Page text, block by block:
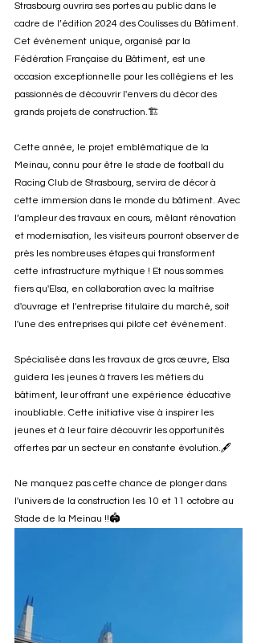
Strasbourg ouvrira ses portes au public dans le
cadre de l’édition 2024 des Coulisses du Bâtiment.
Cet événement unique, organisé par la
Fédération Française du Bâtiment, est une
occasion exceptionnelle pour les collégiens et les
passionnés de découvrir l'envers du décor des
grands projets de construction.🏗️
Cette année, le projet emblématique de la
Meinau, connu pour être le stade de football du
Racing Club de Strasbourg, servira de décor à
cette immersion dans le monde du bâtiment. Avec
l’ampleur des travaux en cours, mêlant rénovation
et modernisation, les visiteurs pourront observer de
près les nombreuses étapes qui transforment
cette infrastructure mythique ! Et nous sommes
fiers qu'Elsa, en collaboration avec la maîtrise
d'ouvrage et l'entreprise titulaire du marché, soit
l'une des entreprises qui pilote cet événement.
Spécialisée dans les travaux de gros œuvre, Elsa
guidera les jeunes à travers les métiers du
bâtiment, leur offrant une expérience éducative
inoubliable. Cette initiative vise à inspirer les
jeunes et à leur faire découvrir les opportunités
offertes par un secteur en constante évolution.🖋️
Ne manquez pas cette chance de plonger dans
l'univers de la construction les 10 et 11 octobre au
Stade de la Meinau !!🏟️